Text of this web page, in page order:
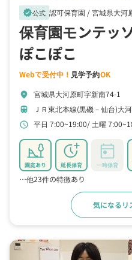
verified公式 認可保育園 /宮城県大河
保育園モンテッ
ぽこぽこ
Webで受付中！ 見学予約OK
location_on 宮城県大河原町字新南74-1
train ＪＲ東北本線(黒磯－仙台)大
schedule 平日 7:00~19:00 土曜
園庭あり 延長保育 一時保育
…他23件の特徴あり
気になるリ